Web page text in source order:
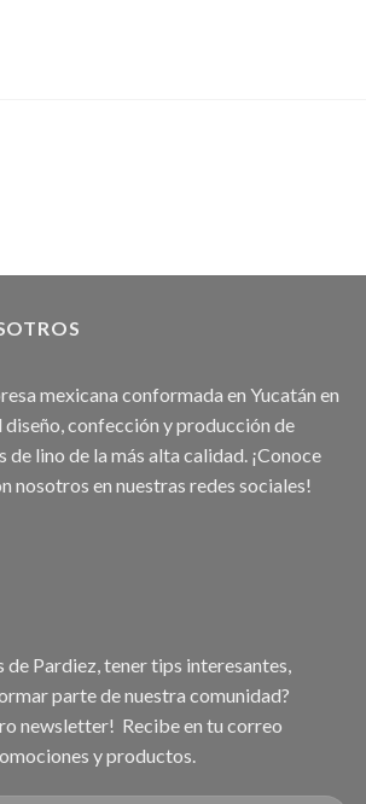
mexicana conformada en Yucatán en
diseño, confección y producción de
de lino de la más alta calidad. ¡Conoce
nosotros en nuestras redes sociales!
de Pardiez, tener tips interesantes,
parte de nuestra comunidad?
newsletter! Recibe en tu correo
y productos.